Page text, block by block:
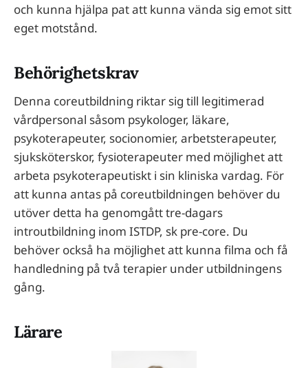
och kunna hjälpa pat att kunna vända sig emot sitt
eget motstånd.
Behörighetskrav
Denna coreutbildning riktar sig till legitimerad
vårdpersonal såsom psykologer, läkare,
psykoterapeuter, socionomier, arbetsterapeuter,
sjuksköterskor, fysioterapeuter med möjlighet att
arbeta psykoterapeutiskt i sin kliniska vardag. För
att kunna antas på coreutbildningen behöver du
utöver detta ha genomgått tre-dagars
introutbildning inom ISTDP, sk pre-core. Du
behöver också ha möjlighet att kunna filma och få
handledning på två terapier under utbildningens
gång.
Lärare